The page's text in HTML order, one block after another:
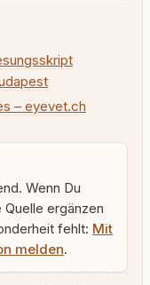
– eyevet.ch
Wenn Du
ergänzen
fehlt: Mit
melden.